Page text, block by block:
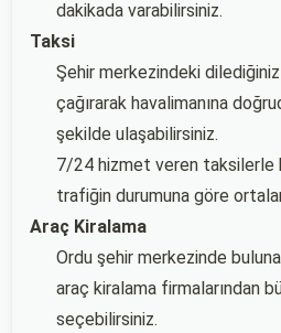
dakikada varabilirsiniz.
Taksi
Şehir merkezindeki
çağırarak havalimanına
şekilde ulaşabilirsiniz.
7/24 hizmet veren taksilerle
trafiğin durumuna göre
Araç Kiralama
Ordu şehir merkezinde
araç kiralama firmalarından
seçebilirsiniz.